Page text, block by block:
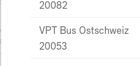
20082
VPT Bus Ostschweiz
20053